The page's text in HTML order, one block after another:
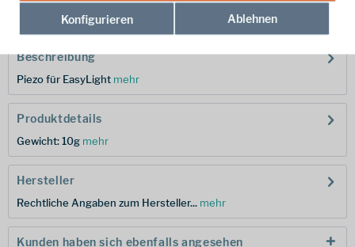
Hersteller-Nr.: P730850
Beschreibung
Piezo für EasyLight mehr
Produktdetails
Gewicht: 10g mehr
Hersteller
Rechtliche Angaben zum Hersteller... mehr
Kunden haben sich ebenfalls angesehen
Konfigurieren Ablehnen